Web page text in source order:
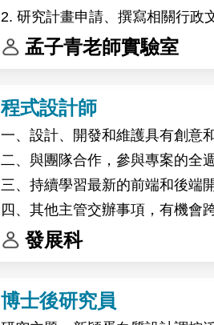
This research project will be
Belgium.
2. 研究計畫申請、撰寫相關行政
3. 辦理主管交辦事項。
孟子青老師實驗室
程式設計師
一、設計、開發和維護具有創意
二、與團隊合作，參與專案的全
三、持續學習最新的前端和後端
四、其他主管交辦事項，有機會
發展科
博士後研究員